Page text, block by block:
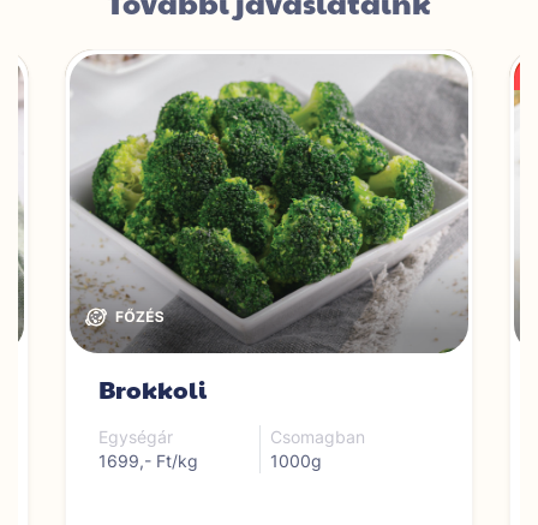
Brokkoli
Egységár
1699,- Ft/kg
Csomagban
1000g